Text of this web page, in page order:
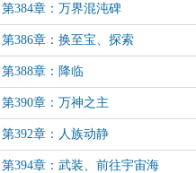
还记得这人吗）
第384章：万界混沌碑
第386章：换至宝、探索
第388章：降临
第390章：万神之主
第392章：人族动静
第394章：武装、前往宇宙海